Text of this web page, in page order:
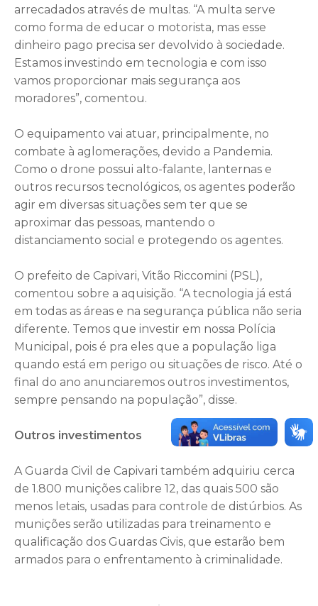
arrecadados através de multas. “A multa serve
como forma de educar o motorista, mas esse
dinheiro pago precisa ser devolvido à sociedade.
Estamos investindo em tecnologia e com isso
vamos proporcionar mais segurança aos
moradores”, comentou.
O equipamento vai atuar, principalmente, no
combate à aglomerações, devido a Pandemia.
Como o drone possui alto-falante, lanternas e
outros recursos tecnológicos, os agentes poderão
agir em diversas situações sem ter que se
aproximar das pessoas, mantendo o
distanciamento social e protegendo os agentes.
O prefeito de Capivari, Vitão Riccomini (PSL),
comentou sobre a aquisição. “A tecnologia já está
em todas as áreas e na segurança pública não seria
diferente. Temos que investir em nossa Polícia
Municipal, pois é pra eles que a população liga
quando está em perigo ou situações de risco. Até o
final do ano anunciaremos outros investimentos,
sempre pensando na população”, disse.
Outros investimentos
A Guarda Civil de Capivari também adquiriu cerca
de 1.800 munições calibre 12, das quais 500 são
menos letais, usadas para controle de distúrbios. As
munições serão utilizadas para treinamento e
qualificação dos Guardas Civis, que estarão bem
armados para o enfrentamento à criminalidade.